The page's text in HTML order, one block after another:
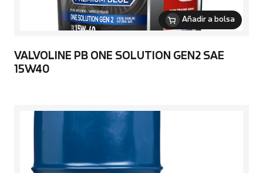
Añadir a bolsa
VALVOLINE PB ONE SOLUTION GEN2 SAE
15W40